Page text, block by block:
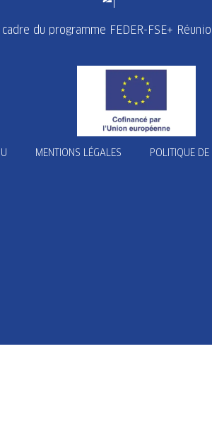
du programme FEDER-FSE+
MENTIONS LÉGALES POLITIQUE